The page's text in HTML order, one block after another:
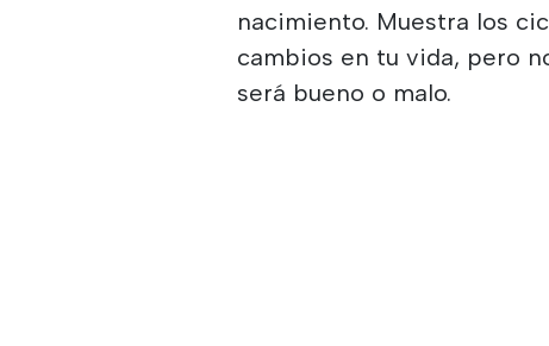
nacimiento. Muestra los
cambios en tu vida, pero
será bueno o malo.